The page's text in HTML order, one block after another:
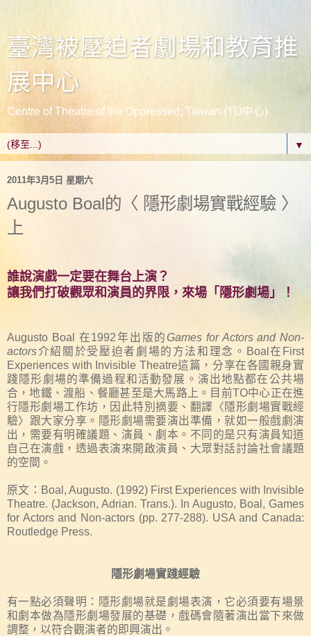
臺灣被壓迫者劇場和教育推
展中心
Centre of Theatre of the Oppressed, Taiwan (TO中心)
▼
2011年3月5日 星期六
Augusto Boal的〈 隱形劇場實戰經驗 〉
上
誰說演戲一定要在舞台上演？
讓我們打破觀眾和演員的界限，來場「隱形劇場」！
Augusto Boal 在1992年出版的Games for Actors and Non-
actors介紹關於受壓迫者劇場的方法和理念。 Boal 在 First
Experiences with Invisible Theatre這篇，分享在各國親身實
踐隱形劇場的準備過程和活動發展。演出地點都在公共場
合，地鐵、渡船、餐廳甚至是大馬路上。目前TO中心正在進
行隱形劇場工作坊，因此特別摘要、翻譯〈隱形劇場實戰經
驗〉跟大家分享。隱形劇場需要演出準備，就如一般戲劇演
出，需要有明確議題、演員、劇本。不同的是只有演員知道
自己在演戲，透過表演來開啟演員、大眾對話討論社會議題
的空間。
原文： Boal, Augusto. (1992) First Experiences with Invisible
Theatre. (Jackson, Adrian. Trans.). In Augusto, Boal, Games
for Actors and Non-actors (pp. 277-288). USA and Canada:
Routledge Press.
隱形劇場實踐經驗
有一點必須聲明：隱形劇場就是劇場表演，它必須要有場景
和劇本做為隱形劇場發展的基礎，戲碼會隨著演出當下來做
調整，以符合觀演者的即興演出。